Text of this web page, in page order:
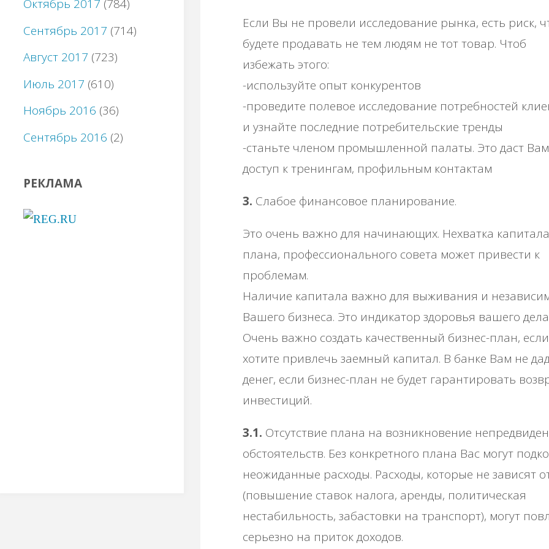
Если Вы не провели исследование рынка, есть риск,
будете продавать не тем людям не тот товар. Чтоб
избежать этого:
-используйте опыт конкурентов
-проведите полевое исследование потребностей
и узнайте последние потребительские тренды
-станьте членом промышленной палаты. Это даст Вам
доступ к тренингам, профильным контактам
3. Слабое финансовое планирование.
Это очень важно для начинающих. Нехватка
плана, профессионального совета может привести к
проблемам.
Наличие капитала важно для выживания и
Вашего бизнеса. Это индикатор здоровья вашего
Очень важно создать качественный бизнес-план,
хотите привлечь заемный капитал. В банке Вам не
денег, если бизнес-план не будет гарантировать
инвестиций.
3.1. Отсутствие плана на возникновение
обстоятельств. Без конкретного плана Вас могут
неожиданные расходы. Расходы, которые не зависят
(повышение ставок налога, аренды, политическая
нестабильность, забастовки на транспорт), могут
серьезно на приток доходов.
Октябрь 2017 (784)
Сентябрь 2017 (714)
Август 2017 (723)
Июль 2017 (610)
Ноябрь 2016 (36)
Сентябрь 2016 (2)
РЕКЛАМА